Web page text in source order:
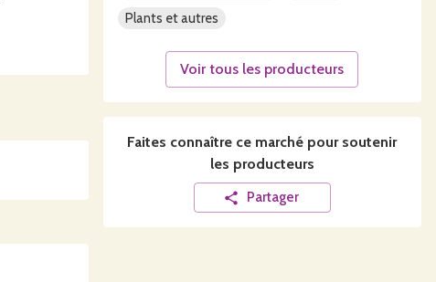
Plants et autres
Voir tous les producteurs
Faites connaître ce marché pour soutenir
les producteurs
Partager